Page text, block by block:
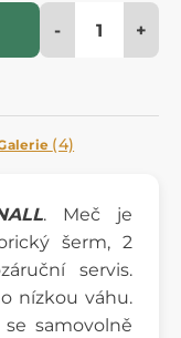
- +
(4)
. Meč je
šerm, 2
servis.
nízkou váhu.
samovolně